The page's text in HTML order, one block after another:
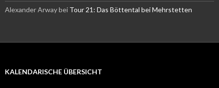
Alexander Arwaybei Tour 21: Das Böttental bei Mehrstetten
KALENDARISCHE ÜBERSICHT